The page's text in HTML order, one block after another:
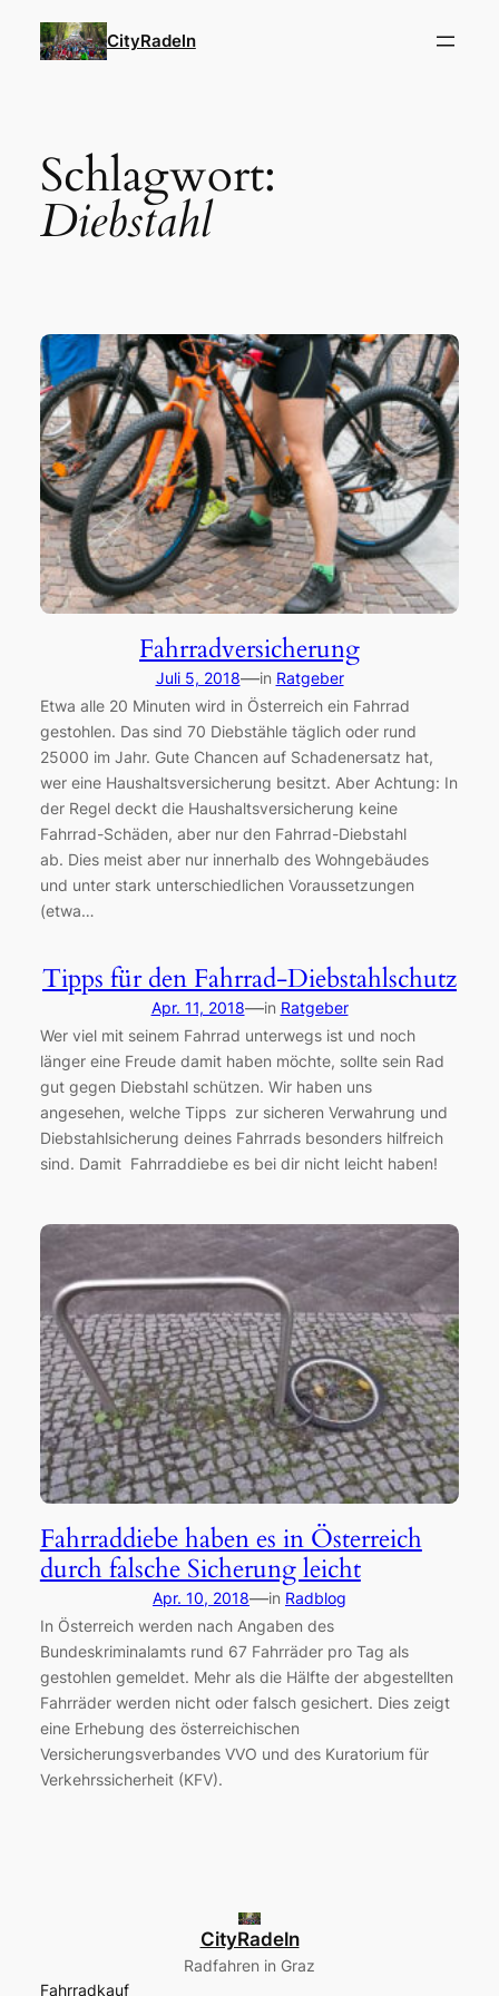
Inhalt
CityRadeln
Schlagwort:
Diebstahl
Fahrradversicherung
Juli 5, 2018—in Ratgeber
Etwa alle 20 Minuten wird in Österreich ein Fahrrad
gestohlen. Das sind 70 Diebstähle täglich oder rund
25000 im Jahr. Gute Chancen auf Schadenersatz hat,
wer eine Haushaltsversicherung besitzt. Aber Achtung: In
der Regel deckt die Haushaltsversicherung keine
Fahrrad-Schäden, aber nur den Fahrrad-Diebstahl
ab. Dies meist aber nur innerhalb des Wohngebäudes
und unter stark unterschiedlichen Voraussetzungen
(etwa…
Tipps für den Fahrrad-Diebstahlschutz
Apr. 11, 2018—in Ratgeber
Wer viel mit seinem Fahrrad unterwegs ist und noch
länger eine Freude damit haben möchte, sollte sein Rad
gut gegen Diebstahl schützen. Wir haben uns
angesehen, welche Tipps zur sicheren Verwahrung und
Diebstahlsicherung deines Fahrrads besonders hilfreich
sind. Damit Fahrraddiebe es bei dir nicht leicht haben!
Fahrraddiebe haben es in Österreich
durch falsche Sicherung leicht
Apr. 10, 2018—in Radblog
In Österreich werden nach Angaben des
Bundeskriminalamts rund 67 Fahrräder pro Tag als
gestohlen gemeldet. Mehr als die Hälfte der abgestellten
Fahrräder werden nicht oder falsch gesichert. Dies zeigt
eine Erhebung des österreichischen
Versicherungsverbandes VVO und des Kuratorium für
Verkehrssicherheit (KFV).
CityRadeln
Radfahren in Graz
Fahrradkauf